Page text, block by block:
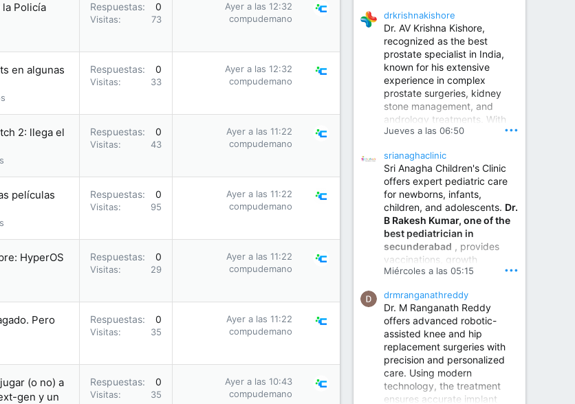
Policía
Respuestas 0
Visitas 73
Ayer a las 12:32
compudemano
en algunas
Respuestas 0
Visitas 33
Ayer a las 12:32
compudemano
2: llega el
Respuestas 0
Visitas 43
Ayer a las 11:22
compudemano
películas
Respuestas 0
Visitas 95
Ayer a las 11:22
compudemano
HyperOS
Respuestas 0
Visitas 29
Ayer a las 11:22
compudemano
Pero
Respuestas 0
Visitas 35
Ayer a las 11:22
compudemano
(o no) a
gen y un
Respuestas 0
Visitas 35
Ayer a las 10:43
compudemano
treatment, dental implants,
smile designing, cosmetic
dentistry.
Sumukha Hospital | Ear, Nose & Throat, Dental & Maxillofacial Surgery Center
www.sumukhahospitals.co
m
drkrishnakishore
Dr. AV Krishna Kishore,
recognized as the best
prostate specialist in India,
known for his extensive
experience in complex
prostate surgeries, kidney
stone management, and
andrology treatments. With
years of surgical practice and
invasive and robotic
techniques.
Best Urologist in Vijayawada | Urology Specialist in Vijayawada
Dr. A. V. Krishna Kishore,
the Best Urologist...
www.drkrishnakishore.com
Jueves a las 06:50 •••
srianaghaclinic
Sri Anagha Children's Clinic
offers expert pediatric care
for newborns, infants,
children, and adolescents. Dr.
B Rakesh Kumar, one of the
best pediatrician in
secunderabad , provides
vaccinations, growth
monitoring, newborn care,
illnesses, nutrition guidance,
and preventive healthcare in
a child-friendly environment.
Children Hospital in Secunderabad | Best Pediatrician in Hyderabad | Neonatologist in Medchal
Our pediatrician and
Neonatologist team at...
Miércoles a las 05:15 •••
drmranganathreddy
Dr. M Ranganath Reddy
offers advanced robotic-
assisted knee and hip
replacement surgeries with
precision and personalized
care. Using modern
technology, the treatment
ensures accurate implant